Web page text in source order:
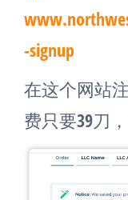
-signup
在这个网站
费只要39刀